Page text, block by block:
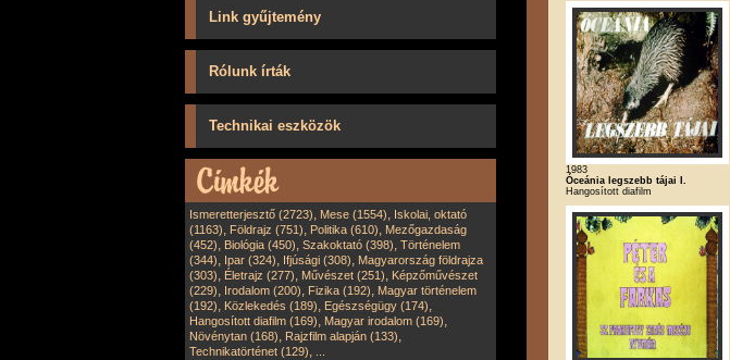
Link gyűjtemény
Rólunk írták
Technikai eszközök
Ismeretterjesztő (2723), Mese (1554), Iskolai, oktató
(1163), Földrajz (751), Politika (610), Mezőgazdaság
(452), Biológia (450), Szakoktató (398), Történelem
(344), Ipar (324), Ifjúsági (308), Magyarország földrajza
(303), Életrajz (277), Művészet (251), Képzőművészet
(229), Irodalom (200), Fizika (192), Magyar történelem
(192), Közlekedés (189), Egészségügy (174),
Hangosított diafilm (169), Magyar irodalom (169),
Növénytan (168), Rajzfilm alapján (133),
Technikatörténet (129),
1983
Óceánia legszebb tájai I.
Hangosított diafilm